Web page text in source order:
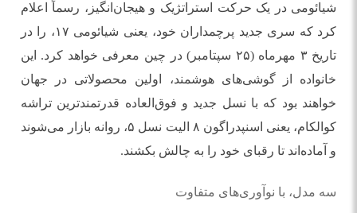
شیائومی در یک حرکت استراتژیک و هیجان‌انگیز، رسماً اعلام
کرد که سری جدید پرچمداران خود، یعنی شیائومی ۱۷، را در
تاریخ ۳ مهرماه (۲۵ سپتامبر) در چین معرفی خواهد کرد. این
خانواده از گوشی‌های هوشمند، اولین محصولاتی در جهان
خواهند بود که با نسل جدید و فوق‌العاده قدرتمندترین تراشه
کوالکام، یعنی اسنپدراگون ۸ الیت نسل ۵، روانه بازار می‌شوند
و آماده‌اند تا رقبای خود را به چالش بکشند.
سه مدل، با نوآوری‌های متفاوت